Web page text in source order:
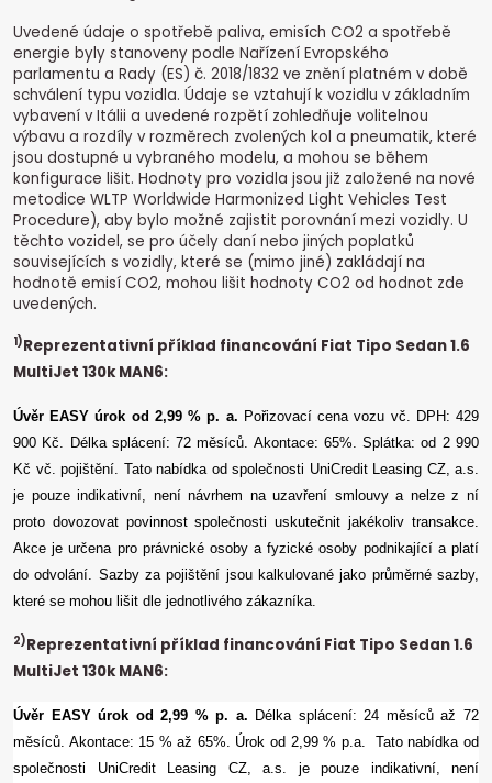
Uvedené údaje o spotřebě paliva, emisích CO2 a spotřebě
energie byly stanoveny podle Nařízení Evropského
parlamentu a Rady (ES) č. 2018/1832 ve znění platném v době
schválení typu vozidla. Údaje se vztahují k vozidlu v základním
vybavení v Itálii a uvedené rozpětí zohledňuje volitelnou
výbavu a rozdíly v rozměrech zvolených kol a pneumatik, které
jsou dostupné u vybraného modelu, a mohou se během
konfigurace lišit. Hodnoty pro vozidla jsou již založené na nové
metodice WLTP Worldwide Harmonized Light Vehicles Test
Procedure), aby bylo možné zajistit porovnání mezi vozidly. U
těchto vozidel, se pro účely daní nebo jiných poplatků
souvisejících s vozidly, které se (mimo jiné) zakládají na
hodnotě emisí CO2, mohou lišit hodnoty CO2 od hodnot zde
uvedených.
1)Reprezentativní příklad financování Fiat Tipo Sedan 1.6
MultiJet 130k MAN6:
Úvěr EASY úrok od 2,99 % p. a. Pořizovací cena vozu vč. DPH: 429
900 Kč.
Délka splácení: 72 měsíců. Akontace: 65%.Splátka: od 2 990
Kč vč. pojištění. Tato nabídka od společnosti UniCredit Leasing CZ, a.s.
je pouze indikativní, není návrhem na uzavření smlouvy a nelze z ní
proto dovozovat povinnost společnosti uskutečnit jakékoliv transakce.
Akce je určena pro právnické osoby a fyzické osoby podnikající a platí
do odvolání. Sazby za pojištění jsou kalkulované jako průměrné sazby,
které se mohou lišit dle jednotlivého zákazníka.
2)Reprezentativní příklad financování Fiat Tipo Sedan 1.6
MultiJet 130k MAN6:
Úvěr EASY úrok od 2,99 % p. a. Délka splácení: 24 měsíců až 72
měsíců. Akontace: 15 % až 65%. Úrok od 2,99 % p.a. Tato nabídka od
společnosti UniCredit Leasing CZ, a.s. je pouze indikativní, není